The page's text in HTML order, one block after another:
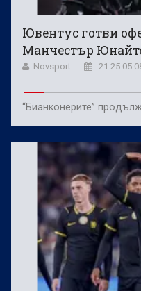
Ювентус готви
Манчестър
Novsport 21:25
“Бианконерите”